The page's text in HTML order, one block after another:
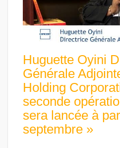
Huguette Oyini
Générale
Holding
seconde
sera lancée à
septembre »